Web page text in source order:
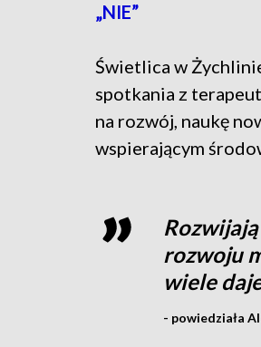
„NIE”
Świetlica w
spotkania z
na rozwój, naukę
wspierającym
rozwoju
wiele
- powiedziała